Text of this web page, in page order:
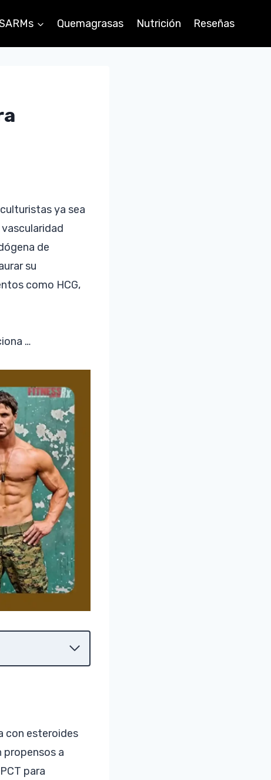
Quemagrasas Nutrición Reseñas
ya sea
de
su
como HCG,
…
con esteroides
propensos a
para